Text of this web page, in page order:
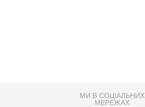
МИ В СОЦІАЛЬНИХ
МЕРЕЖАХ